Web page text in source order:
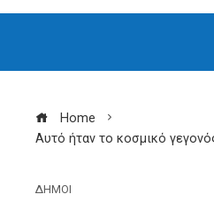
Home
Αυτό ήταν το κοσμικό
ΔΗΜΟΙ